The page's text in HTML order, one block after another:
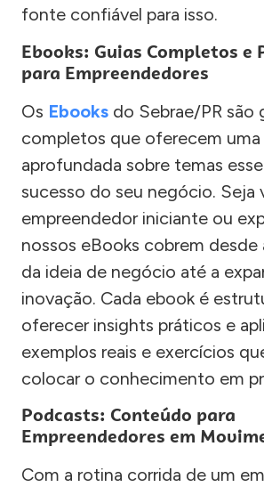
fonte confiável para isso.
Ebooks: Guias Completos e
para Empreendedores
Os Ebooks do Sebrae/PR são
completos que oferecem uma
aprofundada sobre temas
sucesso do seu negócio. Seja
empreendedor iniciante ou
nossos eBooks cobrem
da ideia de negócio até a
inovação. Cada ebook é
oferecer insights práticos e
exemplos reais e exercícios
colocar o conhecimento em
Podcasts: Conteúdo para
Empreendedores em
Com a rotina corrida de um